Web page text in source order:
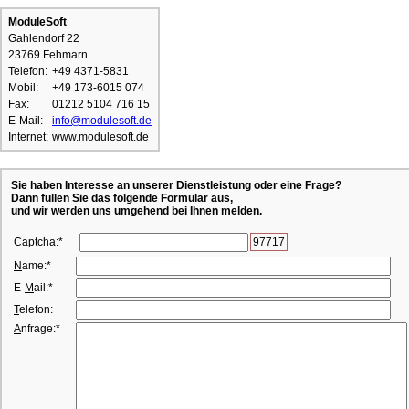
ModuleSoft
Gahlendorf 22
23769 Fehmarn
Telefon: +49 4371-5831
Mobil:
+49 173-6015 074
Fax:
01212 5104 716 15
E-Mail:
info@modulesoft.de
Internet: www.modulesoft.de
Sie haben Interesse an unserer Dienstleistung oder eine Frage?
Dann füllen Sie das folgende Formular aus,
und wir werden uns umgehend bei Ihnen melden.
Captcha:*
97717
Name:*
E-Mail:*
Telefon:
Anfrage:*